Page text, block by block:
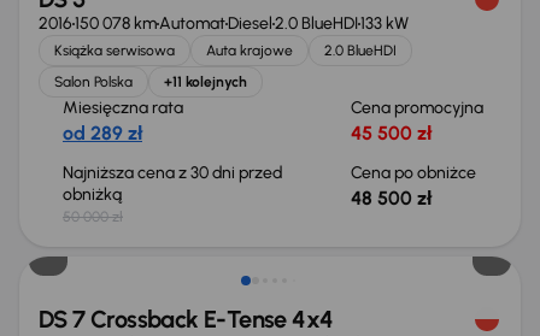
2016150 078 kmAutomatDiesel2.0 BlueHDI133 kW
Książka serwisowa Auta krajowe
2.0 BlueHDI
Salon Polska
+11 kolejnych
Miesięczna rata
od 289 zł
Cena promocyjna
45 500 zł
Najniższa cena z 30 dni przed
obniżką
50 000 zł
Cena po obniżce
48 500 zł
DS 7 Crossback E-Tense 4x4